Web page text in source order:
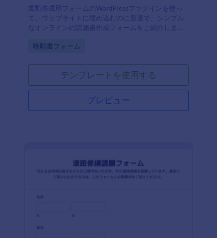
書類作成用フォームのWordPressプラグインを使っ
て、ウェブサイトに埋め込むのに最適で、シンプル
なオンラインの請願書作成フォームをご紹介しま
合、このフォームを使ってとても簡単に嘆願書を作
ザーが請願に参加するために必要なすべての情報を
収集することができます。この嘆願書生成フォーム
をあなたの請願内容に応じてカスタマイズして、今
すぐ送信を受け取ることができます。
Go to Category:
嘆願書フォーム
テンプレートを使用する
プレビュー